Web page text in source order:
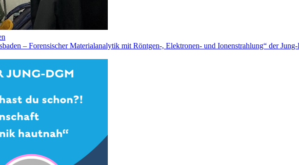
– Forensischer Materialanalytik mit Röntgen-, Elektronen- und Ionenstrahlung“ der